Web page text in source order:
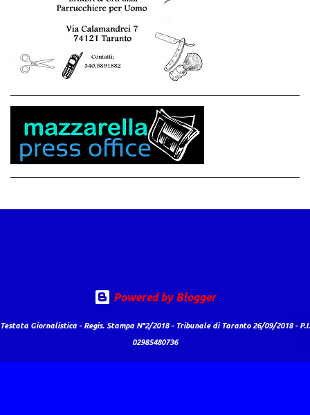
Powered by Blogger
Testata Giornalistica - Regis. Stampa N°2/2018 - Tribunale di Taranto 26/09/2018 - P.I.
02985480736